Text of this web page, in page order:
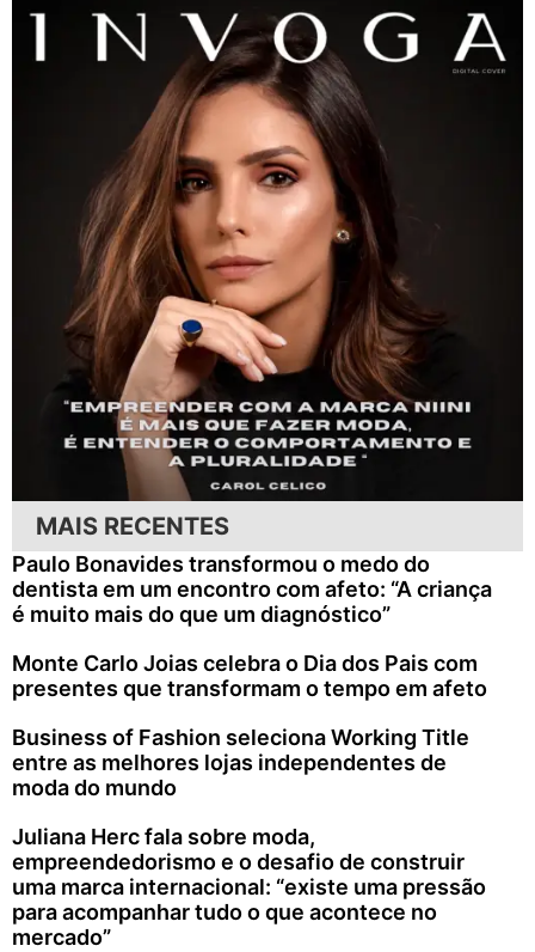
MAIS RECENTES
Paulo Bonavides transformou o medo do
dentista em um encontro com afeto: “A criança
é muito mais do que um diagnóstico”
Monte Carlo Joias celebra o Dia dos Pais com
presentes que transformam o tempo em afeto
Business of Fashion seleciona Working Title
entre as melhores lojas independentes de
moda do mundo
Juliana Herc fala sobre moda,
empreendedorismo e o desafio de construir
uma marca internacional: “existe uma pressão
para acompanhar tudo o que acontece no
mercado”